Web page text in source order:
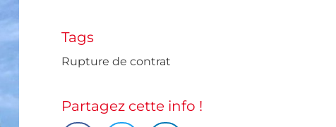
Tags
Rupture de contrat
Partagez cette info !